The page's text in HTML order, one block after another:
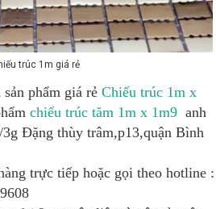
trúc 1m giá rẻ
phẩm giá rẻ Chiếu trúc 1m x
chiếu trúc tăm 1m x 1m9 anh
Đặng thùy trâm,p13,quận Bình
trực tiếp hoặc gọi theo hotline :